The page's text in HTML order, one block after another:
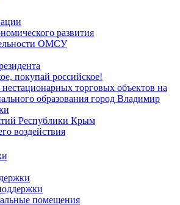
развития
ОМСУ
покупай российское!
торговых объектов на
образования город Владимир
Республики Крым
воздействия
помещения